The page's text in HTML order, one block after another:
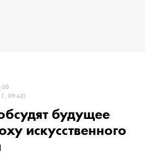
09:43)
будущее
искусственного